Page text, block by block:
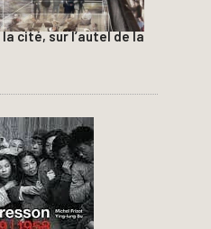
cité, sur l’autel de la